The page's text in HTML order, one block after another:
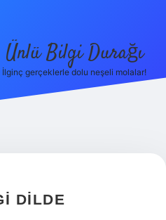
Ünlü Bilgi Durağı
İlginç gerçeklerle dolu neşeli molalar!
DILDE